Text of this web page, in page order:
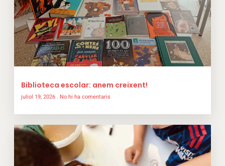
Biblioteca escolar: anem creixent!
juliol 19, 2026 No hi ha comentaris